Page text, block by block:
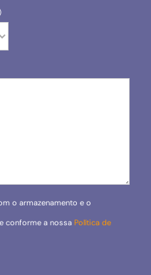
o armazenamento e o
conforme a nossa Política de